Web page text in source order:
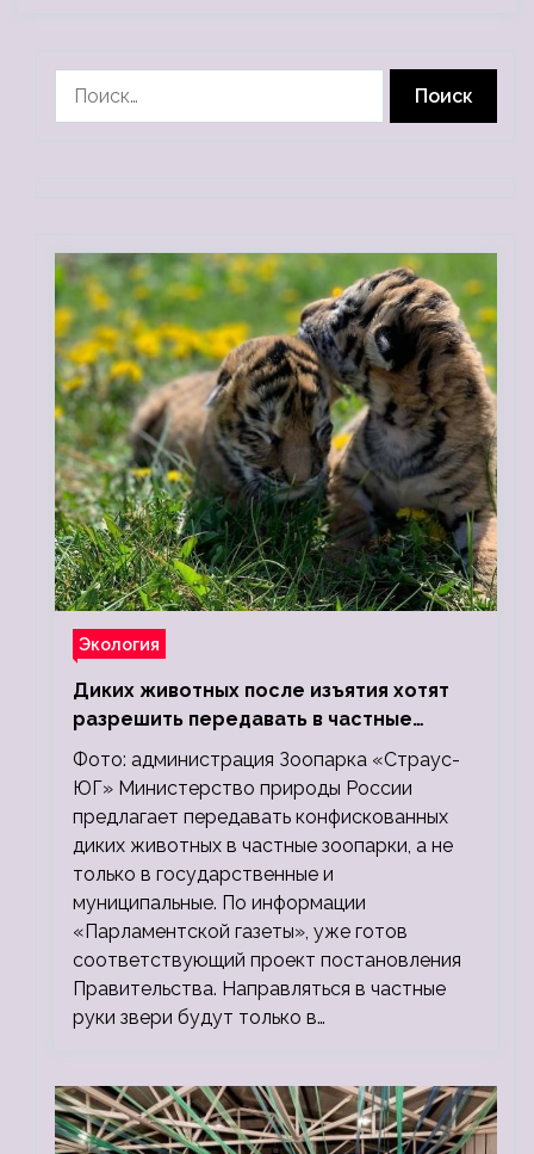
Экология
Диких животных после изъятия хотят
разрешить передавать в частные
зоопарки
Фото: администрация Зоопарка «Страус-
ЮГ» Министерство природы России
предлагает передавать конфискованных
диких животных в частные зоопарки, а не
только в государственные и
муниципальные. По информации
«Парламентской газеты», уже готов
соответствующий проект постановления
Правительства. Направляться в частные
руки звери будут только в…